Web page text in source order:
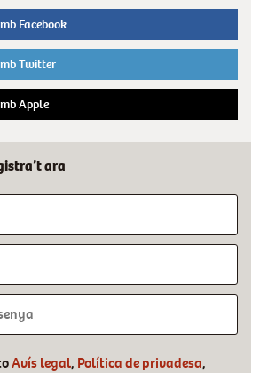
Facebook
Twitter
Apple
ara
Avís legal, Política de privadesa,